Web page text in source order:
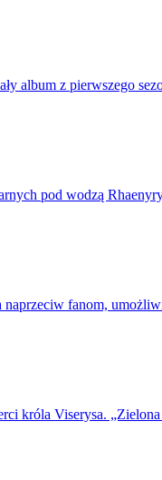
album z pierwszego
pod wodzą
naprzeciw fanom,
króla Viserysa.